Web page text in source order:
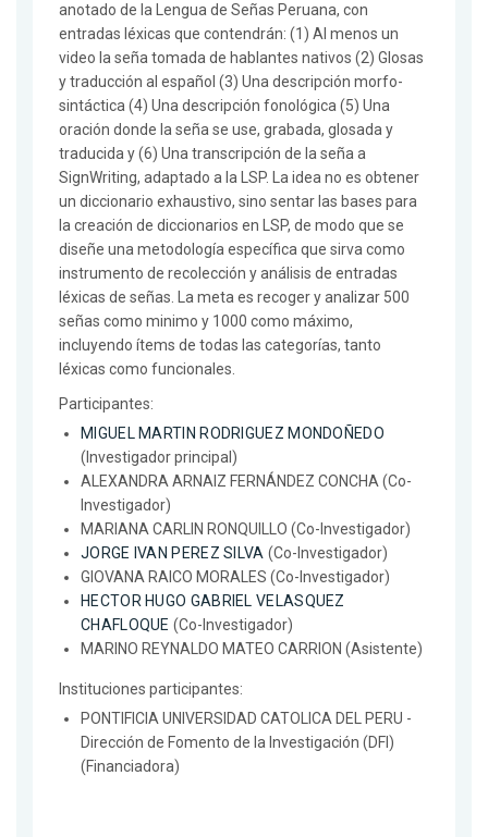
anotado de la Lengua de Señas Peruana, con
entradas léxicas que contendrán: (1) Al menos un
video la seña tomada de hablantes nativos (2) Glosas
y traducción al español (3) Una descripción morfo-
sintáctica (4) Una descripción fonológica (5) Una
oración donde la seña se use, grabada, glosada y
traducida y (6) Una transcripción de la seña a
SignWriting, adaptado a la LSP. La idea no es obtener
un diccionario exhaustivo, sino sentar las bases para
la creación de diccionarios en LSP, de modo que se
diseñe una metodología específica que sirva como
instrumento de recolección y análisis de entradas
léxicas de señas. La meta es recoger y analizar 500
señas como minimo y 1000 como máximo,
incluyendo ítems de todas las categorías, tanto
léxicas como funcionales.
Participantes:
MIGUEL MARTIN RODRIGUEZ MONDOÑEDO
(Investigador principal)
ALEXANDRA ARNAIZ FERNÁNDEZ CONCHA (Co-
Investigador)
MARIANA CARLIN RONQUILLO (Co-Investigador)
JORGE IVAN PEREZ SILVA (Co-Investigador)
GIOVANA RAICO MORALES (Co-Investigador)
HECTOR HUGO GABRIEL VELASQUEZ
CHAFLOQUE (Co-Investigador)
MARINO REYNALDO MATEO CARRION (Asistente)
Instituciones participantes:
PONTIFICIA UNIVERSIDAD CATOLICA DEL PERU -
Dirección de Fomento de la Investigación (DFI)
(Financiadora)